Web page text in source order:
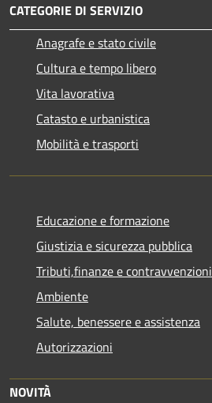
CATEGORIE DI SERVIZIO
Anagrafe e stato civile
Cultura e tempo libero
Vita lavorativa
Catasto e urbanistica
Mobilità e trasporti
Educazione e formazione
Giustizia e sicurezza pubblica
Tributi,finanze e contravvenzioni
Ambiente
Salute, benessere e assistenza
Autorizzazioni
NOVITÀ